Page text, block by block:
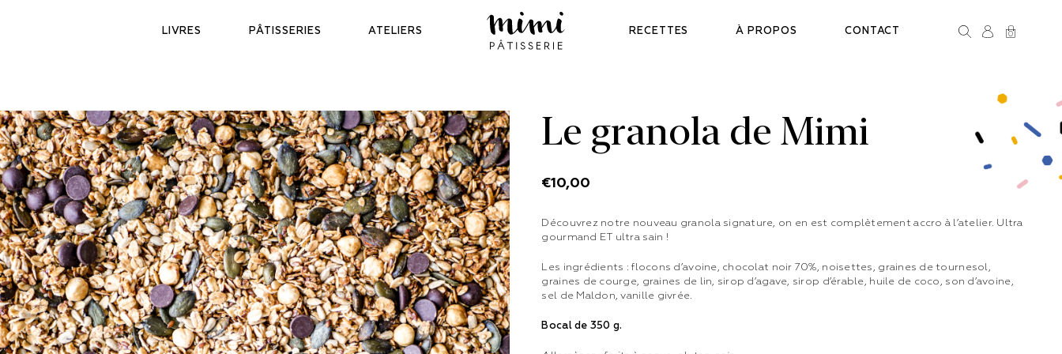
Rechercher
0
LIVRES PÂTISSERIES ATELIERS RECETTES À PROPOS CONTACT
Le granola de Mimi
€10,00
Découvrez notre nouveau granola signature, on en est complètement accro à l’atelier. Ultra
gourmand ET ultra sain !
Les ingrédients : flocons d’avoine, chocolat noir 70%, noisettes, graines de tournesol,
graines de courge, graines de lin, sirop d’agave, sirop d’érable, huile de coco, son d’avoine,
sel de Maldon, vanille givrée.
Bocal de 350 g.